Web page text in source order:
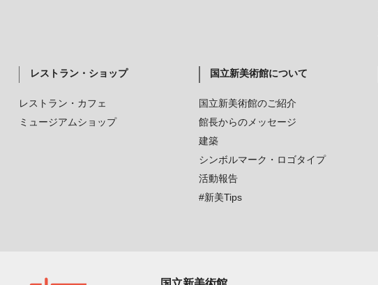
レストラン・ショップ
レストラン・カフェ
ミュージアムショップ
国立新美術館について
国立新美術館のご紹介
館長からのメッセージ
建築
シンボルマーク・ロゴタイプ
活動報告
#新美Tips